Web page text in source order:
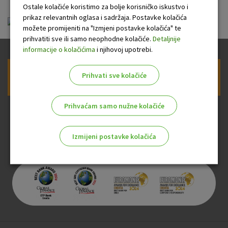
ou_m-banking.pdf
Prijava na newsletter OTP banke
Ostale kolačiće koristimo za bolje korisničko iskustvo i
prikaz relevantnih oglasa i sadržaja. Postavke kolačića
možete promijeniti na "Izmjeni postavke kolačića" te
prihvatiti sve ili samo neophodne kolačiće. Detaljnije
informacije o kolačićima i njihovoj upotrebi.
Prihvati sve kolačiće
Prihvaćam samo nužne kolačiće
Izmijeni postavke kolačića